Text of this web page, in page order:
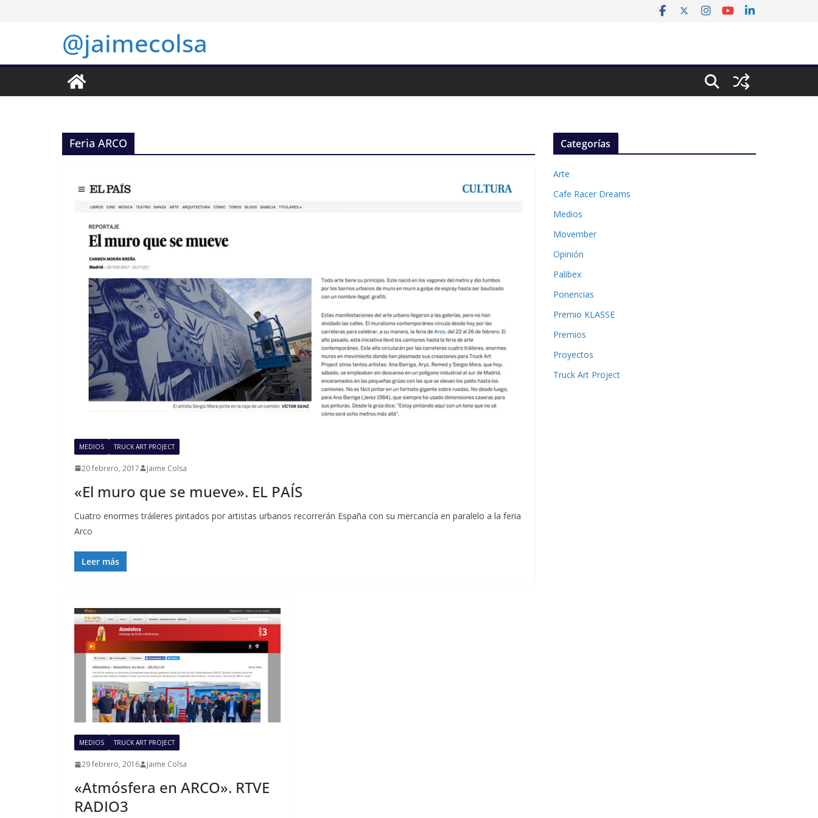
@jaimecolsa
Feria ARCO
MEDIOS TRUCK ART PROJECT
20 febrero, 2017 Jaime Colsa
«El muro que se mueve». EL PAÍS
Cuatro enormes tráileres pintados por artistas urbanos recorrerán España con su mercancía en paralelo a la feria
Arco
Leer más
MEDIOS TRUCK ART PROJECT
29 febrero, 2016 Jaime Colsa
«Atmósfera en ARCO». RTVE
RADIO3
Categorías
Arte
Cafe Racer Dreams
Medios
Movember
Opinión
Palibex
Ponencias
Premio KLASSE
Premios
Proyectos
Truck Art Project